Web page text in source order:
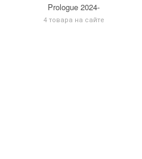
Prologue 2024-
4 товара на сайте